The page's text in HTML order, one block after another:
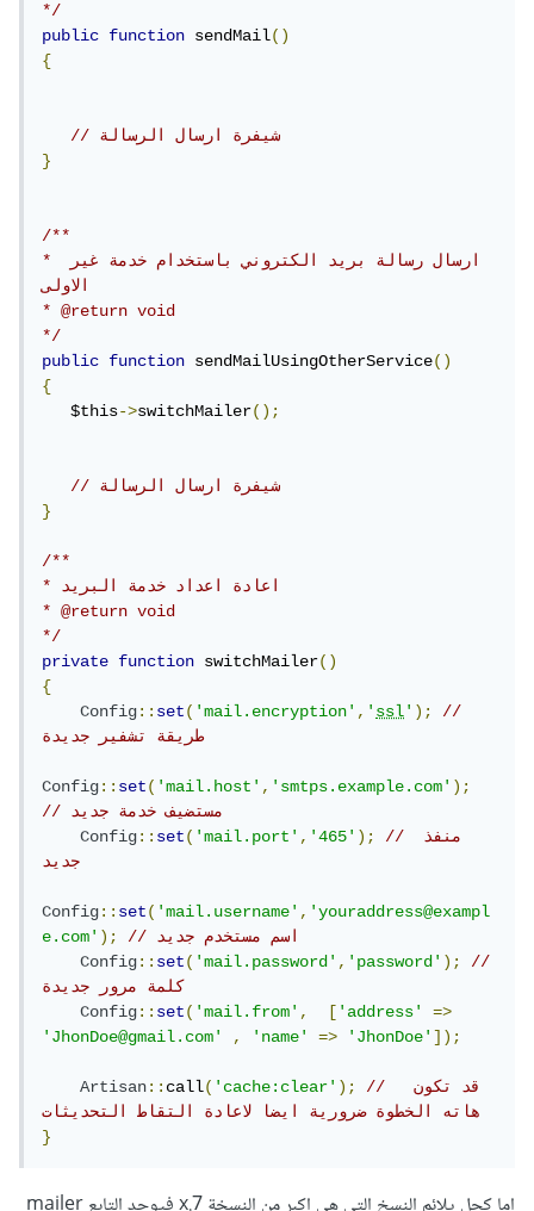
*/
public
function sendMail()
{
// شيفرة ارسال الرسالة
}
/**
* ارسال رسالة بريد الكتروني باستخدام خدمة غير
الاولى
* @return void
*/
public
function sendMailUsingOtherService()
{
   $this
->switchMailer();
// شيفرة ارسال الرسالة
}
/**
* اعادة اعداد خدمة البريد
* @return void
*/
private
function switchMailer()
{
Config::set('mail.encryption','ssl');
//
طريقة تشفير جديدة
Config::set('mail.host','smtps.example.com');
// مستضيف خدمة جديد
Config::set('mail.port','465');
// منفذ
جديد
Config::set('mail.username','youraddress@exampl
e.com');
// اسم مستخدم جديد
Config::set('mail.password','password');
//
كلمة مرور جديدة
Config::set('mail.from', ['address'
=>
'JhonDoe@gmail.com'
, 'name' => 'JhonDoe']);
Artisan::call('cache:clear');
//  قد تكون
هاته الخطوة ضرورية ايضا لاعادة التقاط التحديثات
}